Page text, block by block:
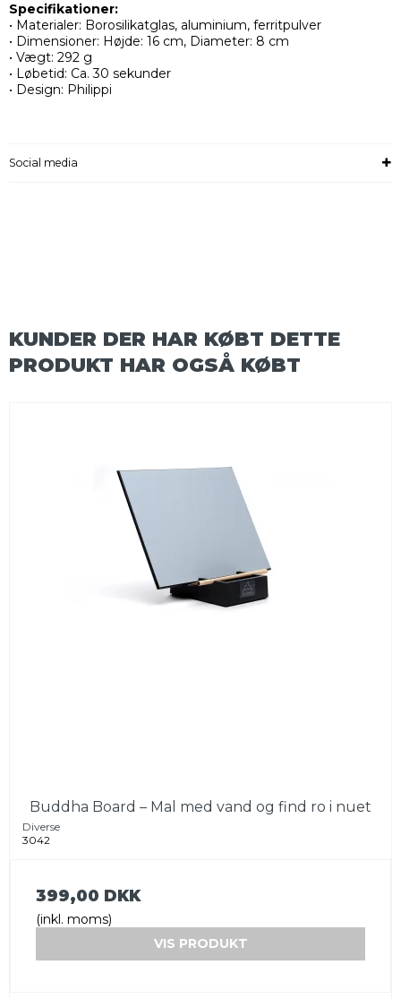
Specifikationer:
• Materialer: Borosilikatglas, aluminium, ferritpulver
• Dimensioner: Højde: 16 cm, Diameter: 8 cm
• Vægt: 292 g
• Løbetid: Ca. 30 sekunder
• Design: Philippi
Social media
KUNDER DER HAR KØBT DETTE
PRODUKT HAR OGSÅ KØBT
Buddha Board – Mal med vand og find ro i nuet
Diverse
3042
399,00 DKK
(inkl. moms)
VIS PRODUKT